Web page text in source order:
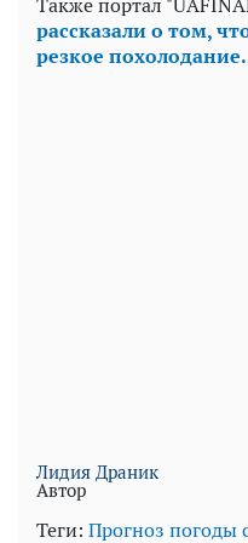
Также портал
рассказали о том,
резкое похолодание.
Лидия Драник
Автор
Теги: Прогноз погоды